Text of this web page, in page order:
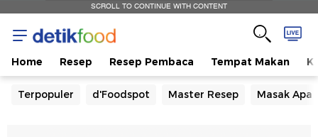
SCROLL TO CONTINUE WITH CONTENT
Home Resep Resep Pembaca Tempat Makan
Terpopuler d'Foodspot Master Resep Masak Apa